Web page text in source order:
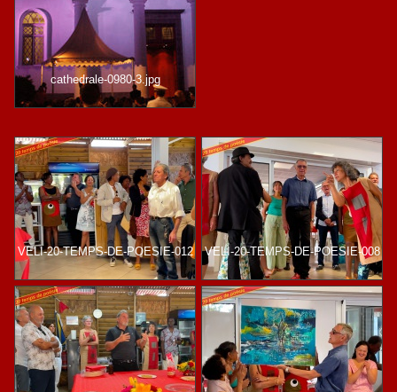
cathedrale-0980-3.jpg
VELI-20-TEMPS-DE-POESIE-012 VELI-20-TEMPS-DE-POESIE-008